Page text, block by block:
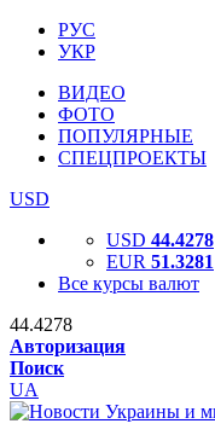
РУС
УКР
ВИДЕО
ФОТО
ПОПУЛЯРНЫЕ
СПЕЦПРОЕКТЫ
USD
USD 44.4278
EUR 51.3281
Все курсы валют
44.4278
Авторизация
Поиск
UA